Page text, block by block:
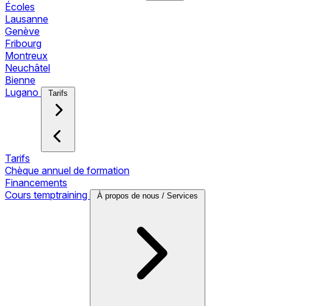
Écoles
Lausanne
Genève
Fribourg
Montreux
Neuchâtel
Bienne
Lugano
Tarifs
Tarifs
Chèque annuel de formation
Financements
Cours temptraining
À propos de nous / Services